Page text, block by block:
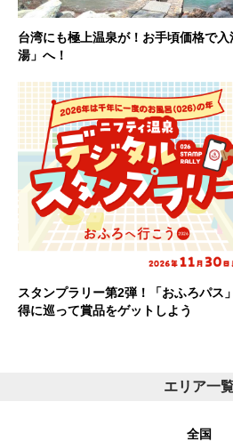
台湾にも極上温泉が！お手頃価格で
湯」へ！
スタンプラリー第2弾！「おふろパス
得に巡って賞品をゲットしよう
エリア一
全国